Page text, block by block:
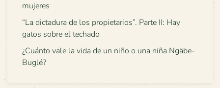
mujeres
“La dictadura de los propietarios”. Parte II: Hay
gatos sobre el techado
¿Cuánto vale la vida de un niño o una niña Ngäbe-
Buglé?